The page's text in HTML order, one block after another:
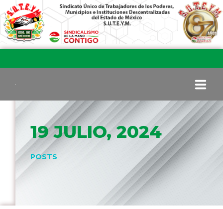
INICIO
COMITÉ EJECUTIVO
19 JULIO, 2024
POSTS